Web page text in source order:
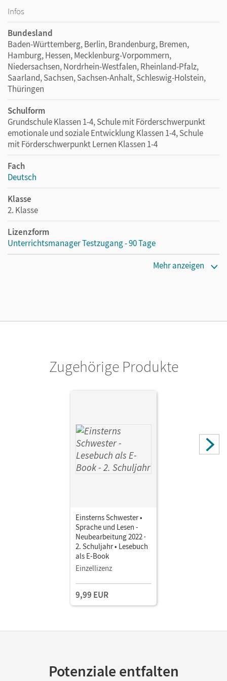
Infos
Bundesland
Baden-Württemberg, Berlin, Brandenburg, Bremen,
Hamburg, Hessen, Mecklenburg-Vorpommern,
Niedersachsen, Nordrhein-Westfalen, Rheinland-Pfalz,
Saarland, Sachsen, Sachsen-Anhalt, Schleswig-Holstein,
Thüringen
Schulform
Grundschule Klassen 1-4, Schule mit Förderschwerpunkt
emotionale und soziale Entwicklung Klassen 1-4, Schule
mit Förderschwerpunkt Lernen Klassen 1-4
Fach
Deutsch
Klasse
2. Klasse
Lizenzform
Unterrichtsmanager Testzugang - 90 Tage
Unterrichtsmanager 90 Tage lang zu testen.
Mehr anzeigen
Zugehörige Produkte
Einsterns Schwester •
Sprache und Lesen -
Neubearbeitung 2022 ·
2. Schuljahr • Lesebuch
als E-Book
Einzellizenz
9,99 EUR
Potenziale entfalten